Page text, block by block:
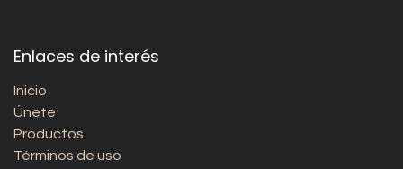
Enlaces de interés
Inicio
Únete
Productos
Términos de uso